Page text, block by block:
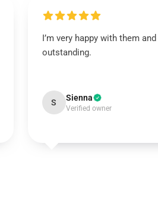
I’m very happy with them
outstanding.
S Sienna
Verified owner